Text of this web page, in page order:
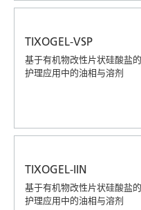
TIXOGEL-VSP
基于有机物改性片状硅酸盐
护理应用中的油相与溶剂
TIXOGEL-IIN
基于有机物改性片状硅酸盐
护理应用中的油相与溶剂